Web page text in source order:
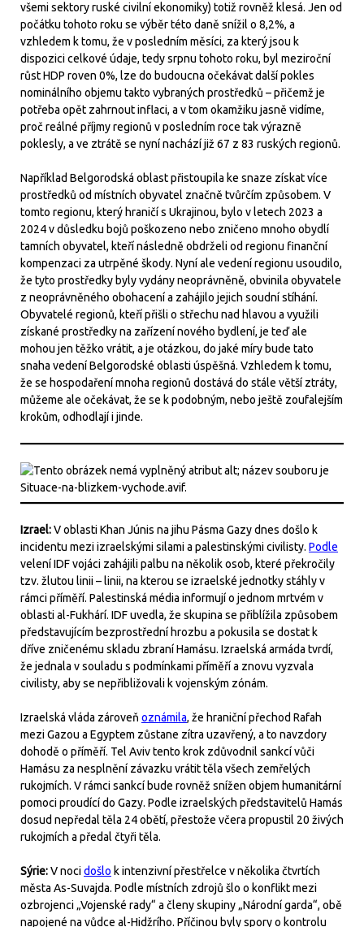
všemi sektory ruské civilní ekonomiky) totiž rovněž klesá. Jen od
počátku tohoto roku se výběr této daně snížil o 8,2%, a
vzhledem k tomu, že v posledním měsíci, za který jsou k
dispozici celkové údaje, tedy srpnu tohoto roku, byl meziroční
růst HDP roven 0%, lze do budoucna očekávat další pokles
nominálního objemu takto vybraných prostředků – přičemž je
potřeba opět zahrnout inflaci, a v tom okamžiku jasně vidíme,
proč reálné příjmy regionů v posledním roce tak výrazně
poklesly, a ve ztrátě se nyní nachází již 67 z 83 ruských regionů.
Například Belgorodská oblast přistoupila ke snaze získat více
prostředků od místních obyvatel značně tvůrčím způsobem. V
tomto regionu, který hraničí s Ukrajinou, bylo v letech 2023 a
2024 v důsledku bojů poškozeno nebo zničeno mnoho obydlí
tamních obyvatel, kteří následně obdrželi od regionu finanční
kompenzaci za utrpěné škody. Nyní ale vedení regionu usoudilo,
že tyto prostředky byly vydány neoprávněně, obvinila obyvatele
z neoprávněného obohacení a zahájilo jejich soudní stíhání.
Obyvatelé regionů, kteří přišli o střechu nad hlavou a využili
získané prostředky na zařízení nového bydlení, je teď ale
mohou jen těžko vrátit, a je otázkou, do jaké míry bude tato
snaha vedení Belgorodské oblasti úspěšná. Vzhledem k tomu,
že se hospodaření mnoha regionů dostává do stále větší ztráty,
můžeme ale očekávat, že se k podobným, nebo ještě zoufalejším
krokům, odhodlají i jinde.
Izrael:V oblasti Khan Júnis na jihu Pásma Gazy dnes došlo k
incidentu mezi izraelskými silami a palestinskými civilisty. Podle
velení IDF vojáci zahájili palbu na několik osob, které překročily
tzv. žlutou linii – linii, na kterou se izraelské jednotky stáhly v
rámci příměří. Palestinská média informují o jednom mrtvém v
oblasti al-Fukhárí. IDF uvedla, že skupina se přiblížila způsobem
představujícím bezprostřední hrozbu a pokusila se dostat k
dříve zničenému skladu zbraní Hamásu. Izraelská armáda tvrdí,
že jednala v souladu s podmínkami příměří a znovu vyzvala
civilisty, aby se nepřibližovali k vojenským zónám.
Izraelská vláda zároveň oznámila, že hraniční přechod Rafah
mezi Gazou a Egyptem zůstane zítra uzavřený, a to navzdory
dohodě o příměří. Tel Aviv tento krok zdůvodnil sankcí vůči
Hamásu za nesplnění závazku vrátit těla všech zemřelých
rukojmích. V rámci sankcí bude rovněž snížen objem humanitární
pomoci proudící do Gazy. Podle izraelských představitelů Hamás
dosud nepředal těla 24 obětí, přestože včera propustil 20 živých
rukojmích a předal čtyři těla.
Sýrie:V nocidošlo k intenzivní přestřelce v několika čtvrtích
města As-Suvajda. Podle místních zdrojů šlo o konflikt mezi
ozbrojenci „Vojenské rady“ a členy skupiny „Národní garda“, obě
napojené na vůdce al-Hidžrího. Příčinou byly spory o kontrolu